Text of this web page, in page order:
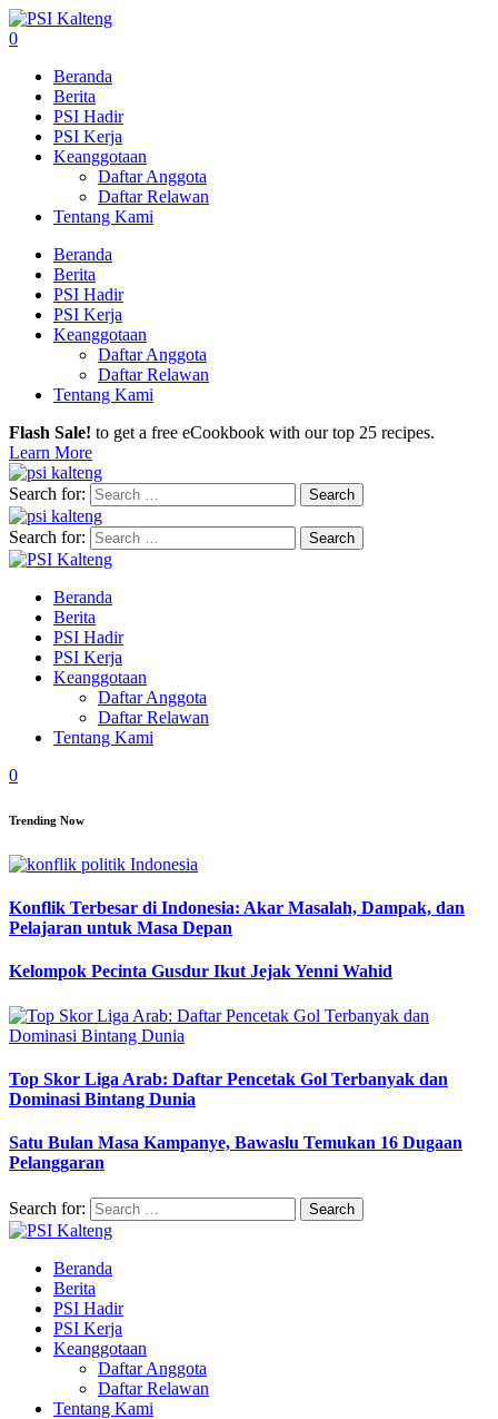
0
Beranda
Berita
PSI Hadir
PSI Kerja
Keanggotaan
Daftar Anggota
Daftar Relawan
Tentang Kami
Beranda
Berita
PSI Hadir
PSI Kerja
Keanggotaan
Daftar Anggota
Daftar Relawan
Tentang Kami
Flash Sale! to get a free eCookbook with our top 25 recipes.
Learn More
Search for:
Search for:
Beranda
Berita
PSI Hadir
PSI Kerja
Keanggotaan
Daftar Anggota
Daftar Relawan
Tentang Kami
0
Trending Now
Konflik Terbesar di Indonesia: Akar Masalah, Dampak, dan
Pelajaran untuk Masa Depan
Kelompok Pecinta Gusdur Ikut Jejak Yenni Wahid
Top Skor Liga Arab: Daftar Pencetak Gol Terbanyak dan
Dominasi Bintang Dunia
Satu Bulan Masa Kampanye, Bawaslu Temukan 16 Dugaan
Pelanggaran
Search for:
Beranda
Berita
PSI Hadir
PSI Kerja
Keanggotaan
Daftar Anggota
Daftar Relawan
Tentang Kami